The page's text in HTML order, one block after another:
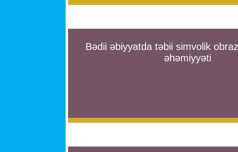
Bədii əbiyyatda təbii simvolik
əhəmiyyəti